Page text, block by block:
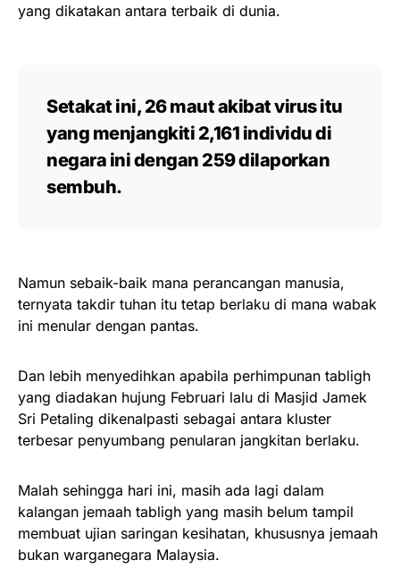
yang dikatakan antara terbaik di dunia.
Setakat ini, 26 maut akibat virus itu
yang menjangkiti 2,161 individu di
negara ini dengan 259 dilaporkan
sembuh.
Namun sebaik-baik mana perancangan manusia,
ternyata takdir tuhan itu tetap berlaku di mana wabak
ini menular dengan pantas.
Dan lebih menyedihkan apabila perhimpunan tabligh
yang diadakan hujung Februari lalu di Masjid Jamek
Sri Petaling dikenalpasti sebagai antara kluster
terbesar penyumbang penularan jangkitan berlaku.
Malah sehingga hari ini, masih ada lagi dalam
kalangan jemaah tabligh yang masih belum tampil
membuat ujian saringan kesihatan, khususnya jemaah
bukan warganegara Malaysia.